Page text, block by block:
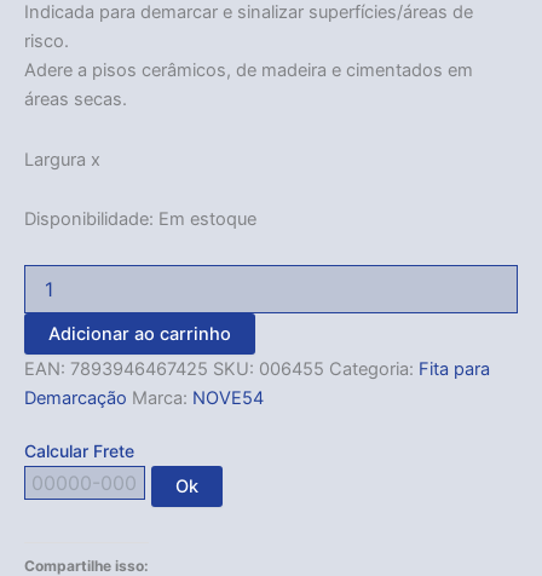
Indicada para demarcar e sinalizar superfícies/áreas de
risco.
Adere a pisos cerâmicos, de madeira e cimentados em
áreas secas.
Largura x
Disponibilidade: Em estoque
Adicionar ao carrinho
EAN: 7893946467425 SKU: 006455 Categoria: Fita para
Demarcação Marca: NOVE54
Calcular Frete
Ok
Compartilhe isso: